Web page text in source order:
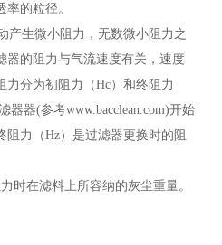
的粒径。
生微小阻力，无数微小阻力之
器的阻力与气流速度有关，速度
力分为初阻力（Hc）和终阻力
器器(参考www.bacclean.com)开始
力（Hz）是过滤器更换时的阻
时在滤料上所容纳的灰尘重量。